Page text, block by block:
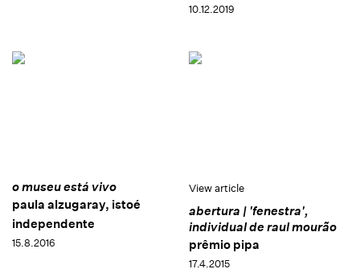
10.12.2019
o museu está vivo
paula alzugaray, istoé
independente
15.8.2016
View article
abertura | 'fenestra',
individual de raul mourão
prêmio pipa
17.4.2015